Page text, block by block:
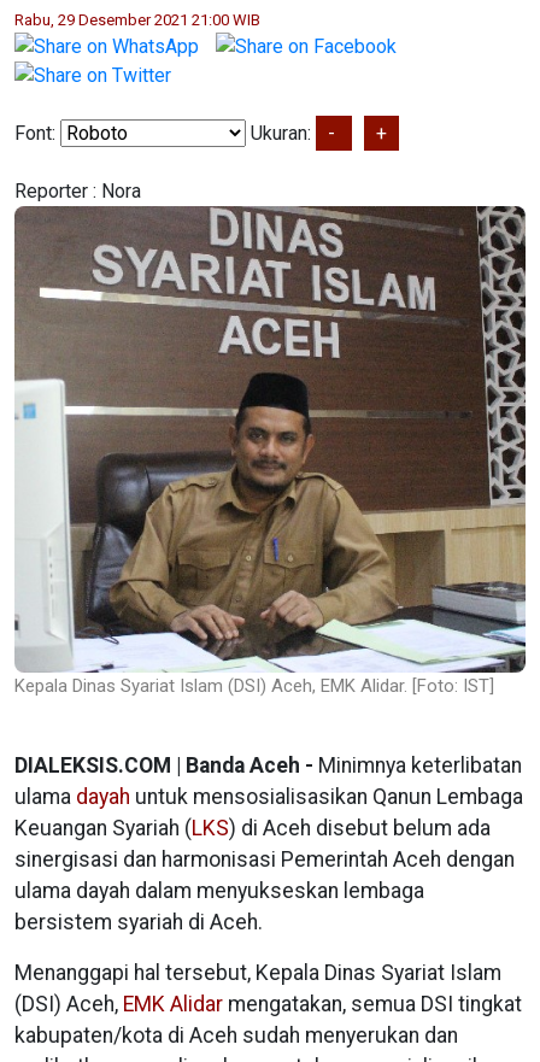
Rabu, 29 Desember 2021 21:00 WIB
Font: Ukuran: - +
Reporter : Nora
Kepala Dinas Syariat Islam (DSI) Aceh, EMK Alidar. [Foto: IST]
DIALEKSIS.COM | Banda Aceh - Minimnya keterlibatan
ulama dayah untuk mensosialisasikan Qanun Lembaga
Keuangan Syariah (LKS) di Aceh disebut belum ada
sinergisasi dan harmonisasi Pemerintah Aceh dengan
ulama dayah dalam menyukseskan lembaga
bersistem syariah di Aceh.
Menanggapi hal tersebut, Kepala Dinas Syariat Islam
(DSI) Aceh, EMK Alidar mengatakan, semua DSI tingkat
kabupaten/kota di Aceh sudah menyerukan dan